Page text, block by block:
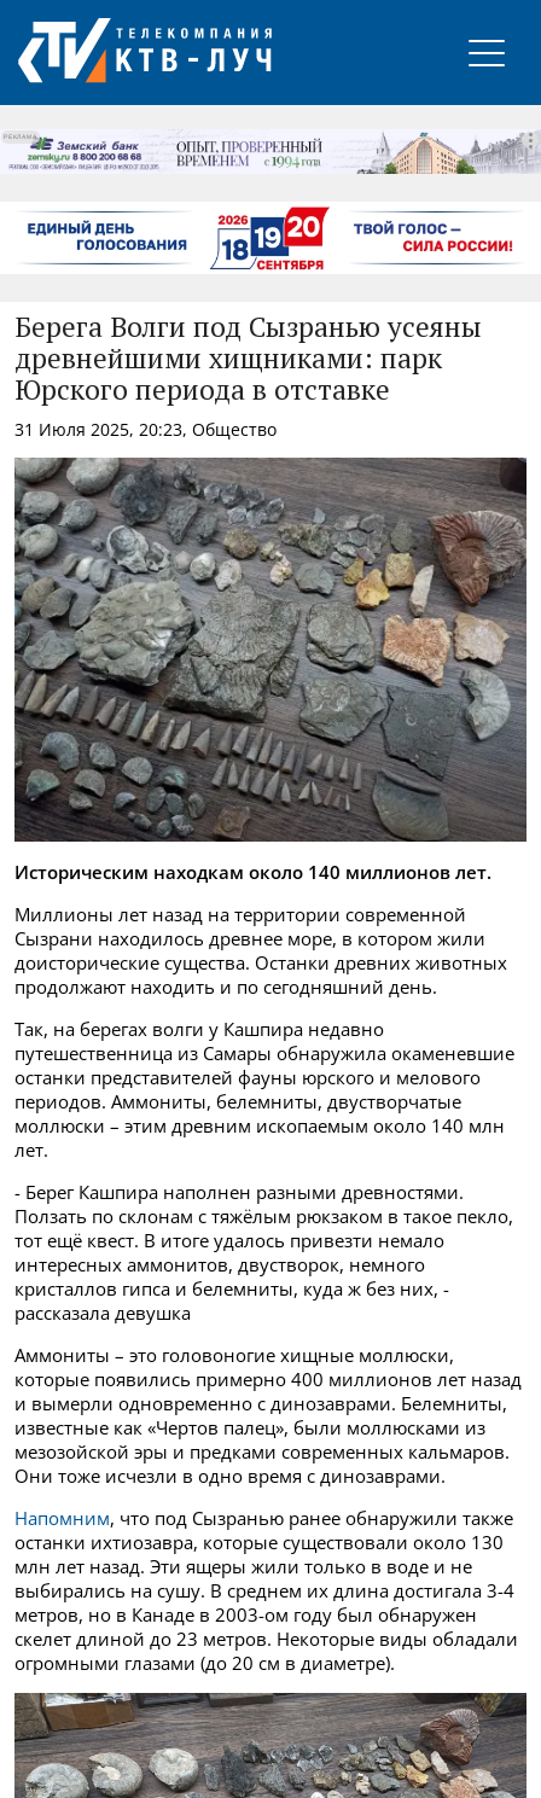
РЕКЛАМА
Берега Волги под Сызранью усеяны
древнейшими хищниками: парк
Юрского периода в отставке
31 Июля 2025, 20:23, Общество
Историческим находкам около 140 миллионов лет.
Миллионы лет назад на территории современной
Сызрани находилось древнее море, в котором жили
доисторические существа. Останки древних животных
продолжают находить и по сегодняшний день.
Так, на берегах волги у Кашпира недавно
путешественница из Самары обнаружила окаменевшие
останки представителей фауны юрского и мелового
периодов. Аммониты, белемниты, двустворчатые
моллюски – этим древним ископаемым около 140 млн
лет.
- Берег Кашпира наполнен разными древностями.
Ползать по склонам с тяжёлым рюкзаком в такое пекло,
тот ещё квест. В итоге удалось привезти немало
интересных аммонитов, двустворок, немного
кристаллов гипса и белемниты, куда ж без них, -
рассказала девушка
Аммониты – это головоногие хищные моллюски,
которые появились примерно 400 миллионов лет назад
и вымерли одновременно с динозаврами. Белемниты,
известные как «Чертов палец», были моллюсками из
мезозойской эры и предками современных кальмаров.
Они тоже исчезли в одно время с динозаврами.
Напомним, что под Сызранью ранее обнаружили также
останки ихтиозавра, которые существовали около 130
млн лет назад. Эти ящеры жили только в воде и не
выбирались на сушу. В среднем их длина достигала 3-4
метров, но в Канаде в 2003-ом году был обнаружен
скелет длиной до 23 метров. Некоторые виды обладали
огромными глазами (до 20 см в диаметре).